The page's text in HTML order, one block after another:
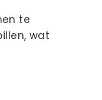
te
wat